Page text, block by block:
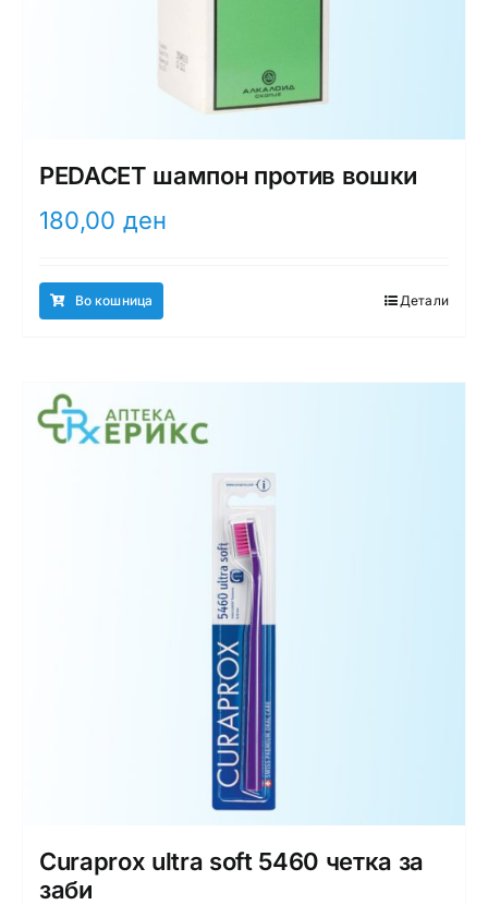
PEDACET шампон против вошки
180,00 ден
Во кошница Детали
Curaprox ultra soft 5460 четка за
заби